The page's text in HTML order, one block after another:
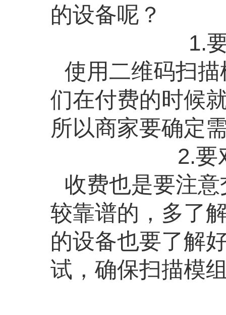
的设备呢？
1.
使用二维码扫
们在付费的时候
所以商家要确定
2.要
收费也是要注
较靠谱的，多了
的设备也要了解
试，确保扫描模